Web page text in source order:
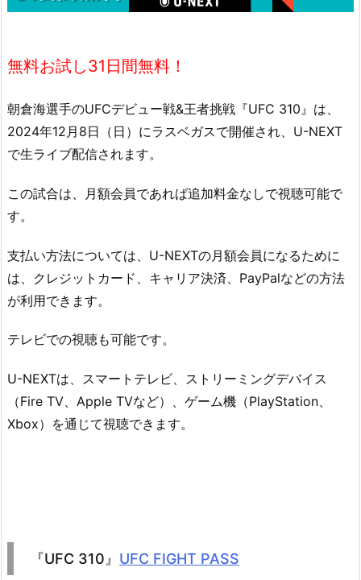
無料お試し31日間無料！
朝倉海選手のUFCデビュー戦&王者挑戦『UFC 310』は、
2024年12月8日（日）にラスベガスで開催され、U-NEXT
で生ライブ配信されます。
この試合は、月額会員であれば追加料金なしで視聴可能で
す。
支払い方法については、U-NEXTの月額会員になるために
は、クレジットカード、キャリア決済、PayPalなどの方法
が利用できます。
テレビでの視聴も可能です。
U-NEXTは、スマートテレビ、ストリーミングデバイス
（Fire TV、Apple TVなど）、ゲーム機（PlayStation、
Xbox）を通じて視聴できます。
『UFC 310』 UFC FIGHT PASS